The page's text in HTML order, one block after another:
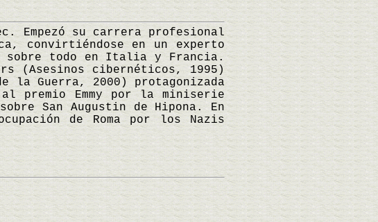
Empezó su carrera profesional
convirtiéndose en un experto
sobre todo en Italia y Francia.
(Asesinos cibernéticos, 1995)
la Guerra, 2000) protagonizada
premio Emmy por la miniserie
San Augustin de Hipona. En
de Roma por los Nazis